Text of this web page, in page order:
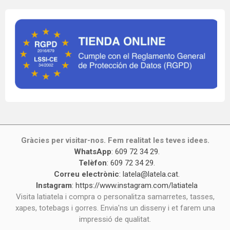
Gràcies per visitar-nos. Fem realitat les teves idees.
WhatsApp: 609 72 34 29.
Telèfon: 609 72 34 29.
Correu electrònic: latela@latela.cat.
Instagram: https://www.instagram.com/latiatela
Visita latiatela i compra o personalitza samarretes, tasses,
xapes, totebags i gorres. Envia'ns un disseny i et farem una
impressió de qualitat.